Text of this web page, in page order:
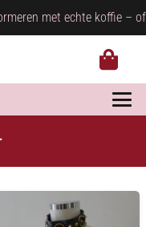
met echte koffie –